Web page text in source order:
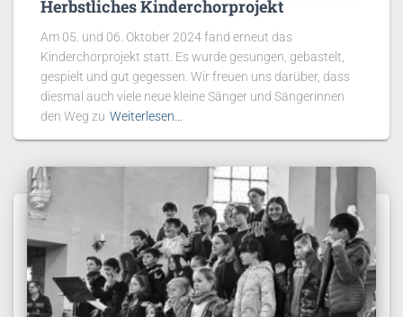
Herbstliches Kinderchorprojekt
Am 05. und 06. Oktober 2024 fand erneut das
Kinderchorprojekt statt. Es wurde gesungen, gebastelt,
gespielt und gut gegessen. Wir freuen uns darüber, dass
diesmal auch viele neue kleine Sänger und Sängerinnen
den Weg zu Weiterlesen…